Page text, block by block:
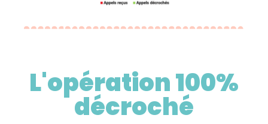
L'opération 100%
décroché